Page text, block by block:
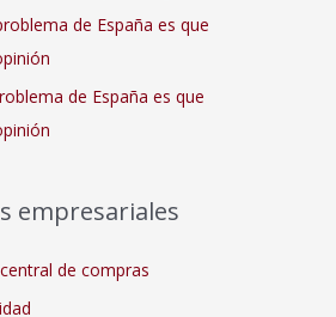
de España es que
de España es que
empresariales
de compras